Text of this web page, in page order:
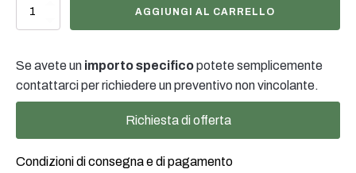
Foamer
AGGIUNGI AL CARRELLO
Se avete un importo specificopotete semplicemente
contattarci per richiedere un preventivo non vincolante.
Richiesta di offerta
Condizioni di consegna e di pagamento